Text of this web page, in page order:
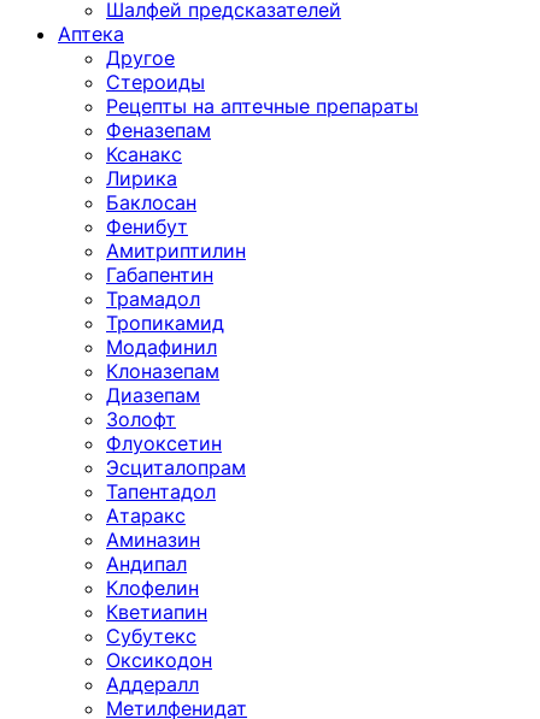
Шалфей предсказателей
Аптека
Другое
Стероиды
Рецепты на аптечные препараты
Феназепам
Ксанакс
Лирика
Баклосан
Фенибут
Амитриптилин
Габапентин
Трамадол
Тропикамид
Модафинил
Клоназепам
Диазепам
Золофт
Флуоксетин
Эсциталопрам
Тапентадол
Атаракс
Аминазин
Андипал
Клофелин
Кветиапин
Субутекс
Оксикодон
Аддералл
Метилфенидат